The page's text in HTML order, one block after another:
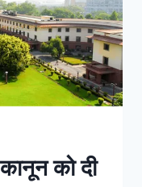
को दी